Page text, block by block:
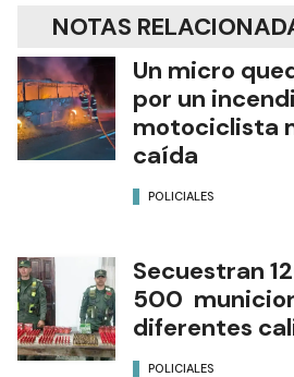
NOTAS
Un micro
por un
motociclista
caída
POLICIALES
Secuestran
500
diferentes
POLICIALES